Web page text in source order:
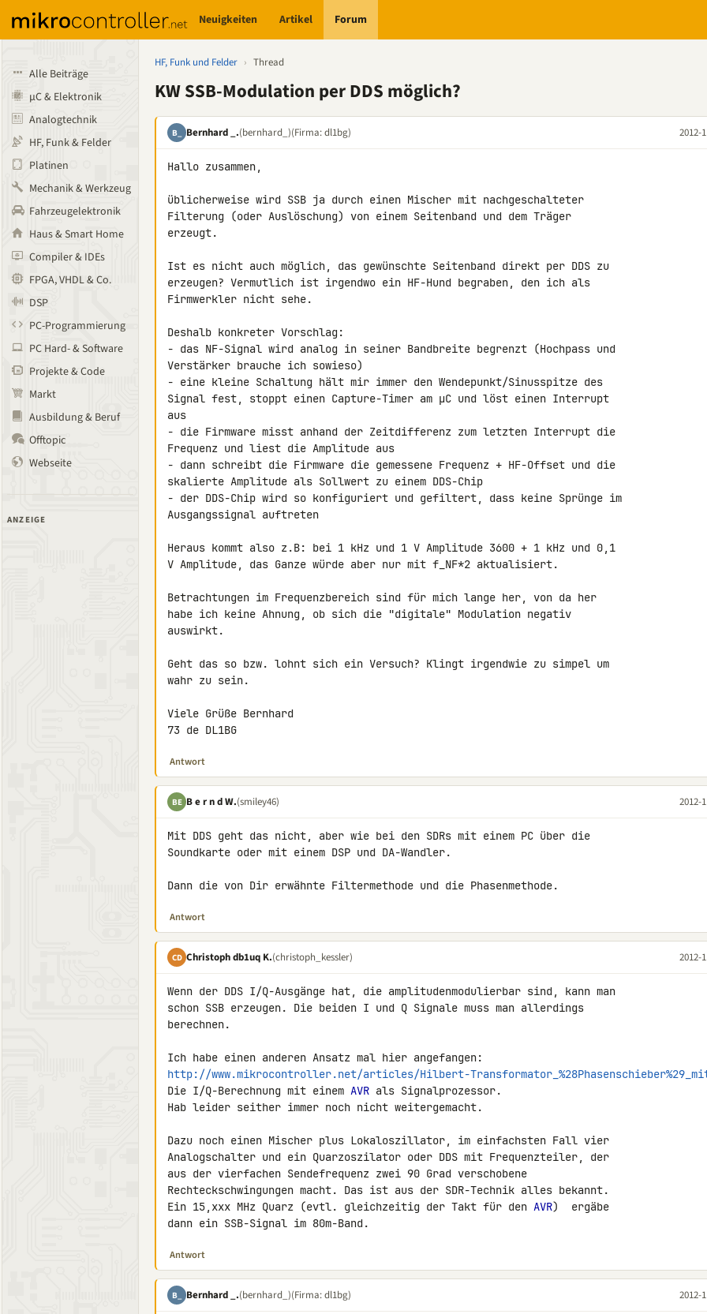
Neuigkeiten Artikel Forum
Alle Beiträge
µC & Elektronik
Analogtechnik
HF, Funk & Felder
Platinen
Mechanik & Werkzeug
Fahrzeugelektronik
Haus & Smart Home
Compiler & IDEs
FPGA, VHDL & Co.
DSP
PC-Programmierung
PC Hard- & Software
Projekte & Code
Markt
Ausbildung & Beruf
Offtopic
Webseite
ANZEIGE
HF, Funk und Felder › Thread
KW SSB-Modulation per DDS möglich?
B_ Bernhard _.(bernhard_)(Firma: dl1bg) 2012-
Hallo zusammen,
üblicherweise wird SSB ja durch einen Mischer mit nachgeschalteter
Filterung (oder Auslöschung) von einem Seitenband und dem Träger
erzeugt.
Ist es nicht auch möglich, das gewünschte Seitenband direkt per DDS zu
erzeugen? Vermutlich ist irgendwo ein HF-Hund begraben, den ich als
Firmwerkler nicht sehe.
Deshalb konkreter Vorschlag:
- das NF-Signal wird analog in seiner Bandbreite begrenzt (Hochpass und
Verstärker brauche ich sowieso)
- eine kleine Schaltung hält mir immer den Wendepunkt/Sinusspitze des
Signal fest, stoppt einen Capture-Timer am µC und löst einen Interrupt
aus
- die Firmware misst anhand der Zeitdifferenz zum letzten Interrupt die
Frequenz und liest die Amplitude aus
- dann schreibt die Firmware die gemessene Frequenz + HF-Offset und die
skalierte Amplitude als Sollwert zu einem DDS-Chip
- der DDS-Chip wird so konfiguriert und gefiltert, dass keine Sprünge im
Ausgangssignal auftreten
Heraus kommt also z.B: bei 1 kHz und 1 V Amplitude 3600 + 1 kHz und 0,1
V Amplitude, das Ganze würde aber nur mit f_NF*2 aktualisiert.
Betrachtungen im Frequenzbereich sind für mich lange her, von da her
habe ich keine Ahnung, ob sich die "digitale" Modulation negativ
auswirkt.
Geht das so bzw. lohnt sich ein Versuch? Klingt irgendwie zu simpel um
wahr zu sein.
Viele Grüße Bernhard
73 de DL1BG
Antwort
BE B e r n d W.(smiley46) 2012-
Mit DDS geht das nicht, aber wie bei den SDRs mit einem PC über die
Soundkarte oder mit einem DSP und DA-Wandler.
Dann die von Dir erwähnte Filtermethode und die Phasenmethode.
Antwort
CD Christoph db1uq K.(christoph_kessler) 2012-
Wenn der DDS I/Q-Ausgänge hat, die amplitudenmodulierbar sind, kann man
schon SSB erzeugen. Die beiden I und Q Signale muss man allerdings
berechnen.
http://www.mikrocontroller.net/articles/Hilbert-
Die I/Q-Berechnung mit einem AVR als Signalprozessor.
Hab leider seither immer noch nicht weitergemacht.
Dazu noch einen Mischer plus Lokaloszillator, im einfachsten Fall vier
Analogschalter und ein Quarzoszilator oder DDS mit Frequenzteiler, der
aus der vierfachen Sendefrequenz zwei 90 Grad verschobene
Rechteckschwingungen macht. Das ist aus der SDR-Technik alles bekannt.
Ein 15,xxx MHz Quarz (evtl. gleichzeitig der Takt für den AVR)  ergäbe
dann ein SSB-Signal im 80m-Band.
Antwort
B_ Bernhard _.(bernhard_)(Firma: dl1bg) 2012-